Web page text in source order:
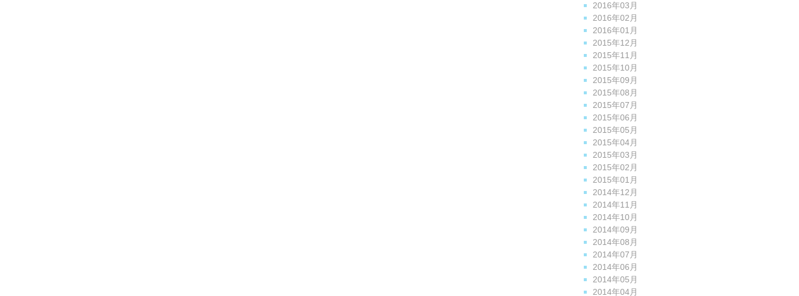
2016年03月
2016年02月
2016年01月
2015年12月
2015年11月
2015年10月
2015年09月
2015年08月
2015年07月
2015年06月
2015年05月
2015年04月
2015年03月
2015年02月
2015年01月
2014年12月
2014年11月
2014年10月
2014年09月
2014年08月
2014年07月
2014年06月
2014年05月
2014年04月